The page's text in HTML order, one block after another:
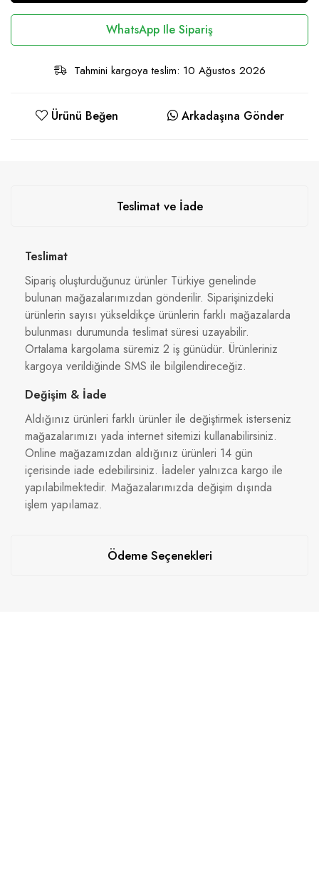
WhatsApp Ile Sipariş
Tahmini kargoya teslim: 10 Ağustos 2026
Ürünü Beğen Arkadaşına Gönder
Teslimat ve İade
Teslimat
Sipariş oluşturduğunuz ürünler Türkiye genelinde
bulunan mağazalarımızdan gönderilir. Siparişinizdeki
ürünlerin sayısı yükseldikçe ürünlerin farklı mağazalarda
bulunması durumunda teslimat süresi uzayabilir.
Ortalama kargolama süremiz 2 iş günüdür. Ürünleriniz
kargoya verildiğinde SMS ile bilgilendireceğiz.
Değişim & İade
Aldığınız ürünleri farklı ürünler ile değiştirmek isterseniz
mağazalarımızı yada internet sitemizi kullanabilirsiniz.
Online mağazamızdan aldığınız ürünleri 14 gün
içerisinde iade edebilirsiniz. İadeler yalnızca kargo ile
yapılabilmektedir. Mağazalarımızda değişim dışında
işlem yapılamaz.
Ödeme Seçenekleri